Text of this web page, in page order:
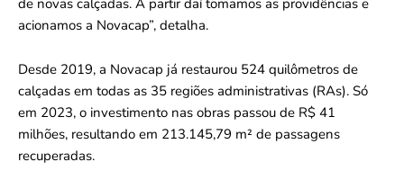
acionamos a Novacap”, detalha.
Desde 2019, a Novacap já restaurou 524 quilômetros de
calçadas em todas as 35 regiões administrativas (RAs). Só
em 2023, o investimento nas obras passou de R$ 41
milhões, resultando em 213.145,79 m² de passagens
recuperadas.